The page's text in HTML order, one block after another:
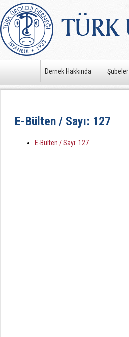
Dernek Hakkında Şubeler
E-Bülten / Sayı: 127
E-Bülten / Sayı: 127